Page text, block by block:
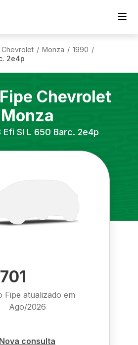
Chevrolet / Monza / 1990 /
2e4p
Chevrolet
Monza
Efi Sl L 650 Barc. 2e4p
Fipe atualizado em
Ago/2026
Nova consulta